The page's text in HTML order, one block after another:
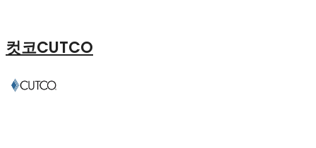
컷코CUTCO